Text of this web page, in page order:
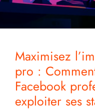
Maximisez
pro :
Facebook
exploiter ses